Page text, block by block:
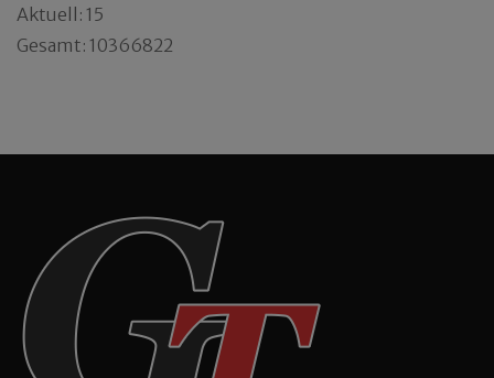
Aktuell: 15
Gesamt: 10366822